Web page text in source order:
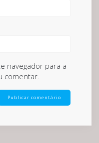
navegador para a
comentar.